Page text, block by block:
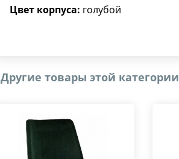
Цвет корпуса: голубой
Другие товары этой категории